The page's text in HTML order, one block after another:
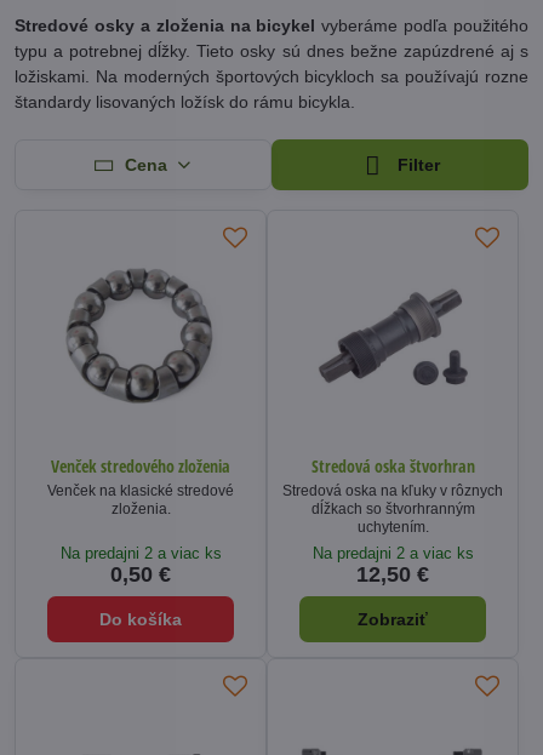
Stredové osky a zloženia na bicykel vyberáme podľa použitého
typu a potrebnej dĺžky. Tieto osky sú dnes bežne zapúzdrené aj s
ložiskami. Na moderných športových bicykloch sa používajú rozne
štandardy lisovaných ložísk do rámu bicykla.
Cena Filter
Venček stredového zloženia
Venček na klasické stredové
zloženia.
Na predajni 2 a viac ks
0,50 €
Do košíka
Stredová oska štvorhran
Stredová oska na kľuky v rôznych
dĺžkach so štvorhranným
uchytením.
Na predajni 2 a viac ks
12,50 €
Zobraziť